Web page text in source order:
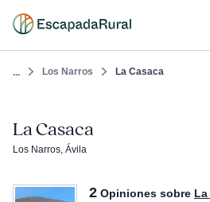
... Los Narros La Casaca
La Casaca
Los Narros, Ávila
2 Opiniones sobre La